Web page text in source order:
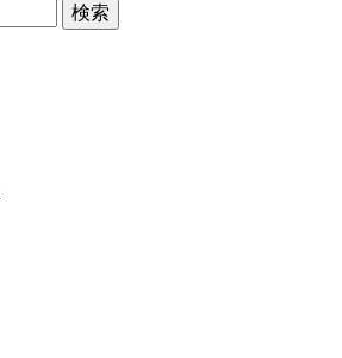
検索